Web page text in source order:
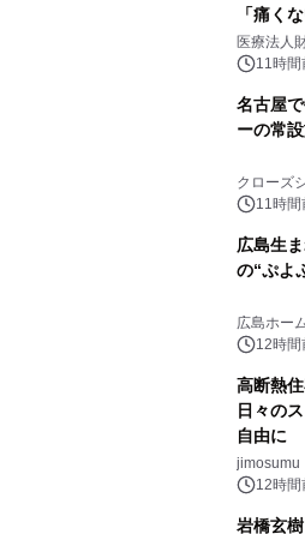
「痛く
療計画
医療法人
11時間
名古屋
ーの常
クローズ
11時間
広島生
の“ぷよ
広島ホー
12時間
高断熱
日々の
自由に
jimosumu
12時間
岩橋玄